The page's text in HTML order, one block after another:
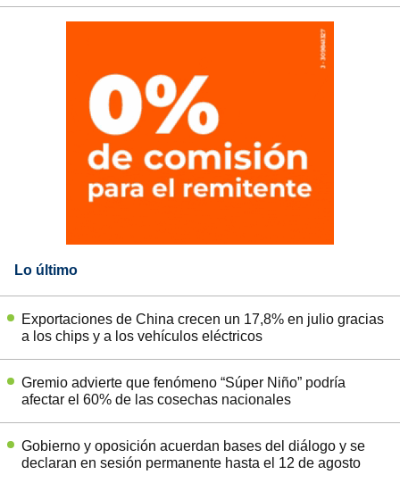
Lo último
Exportaciones de China crecen un 17,8% en julio gracias
a los chips y a los vehículos eléctricos
Gremio advierte que fenómeno “Súper Niño” podría
afectar el 60% de las cosechas nacionales
Gobierno y oposición acuerdan bases del diálogo y se
declaran en sesión permanente hasta el 12 de agosto